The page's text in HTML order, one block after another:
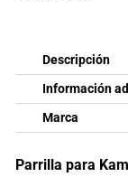
Descripción
Información
Marca
Parrilla para